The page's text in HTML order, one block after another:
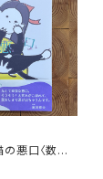
の悪口〈数量
ト付き〉